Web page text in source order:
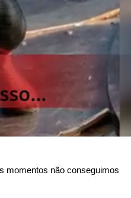
momentos não conseguimos